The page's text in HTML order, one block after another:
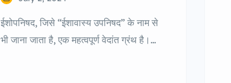
ईशोपनिषद, जिसे “ईशावास्य उपनिषद” के नाम से
भी जाना जाता है, एक महत्वपूर्ण वेदांत ग्रंथ है।